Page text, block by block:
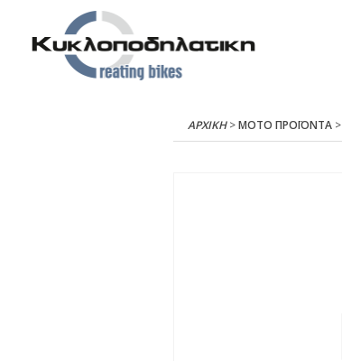
ΑΡΧΙΚΉ>ΜΟΤΟ ΠΡΟΪΟΝΤΑ>